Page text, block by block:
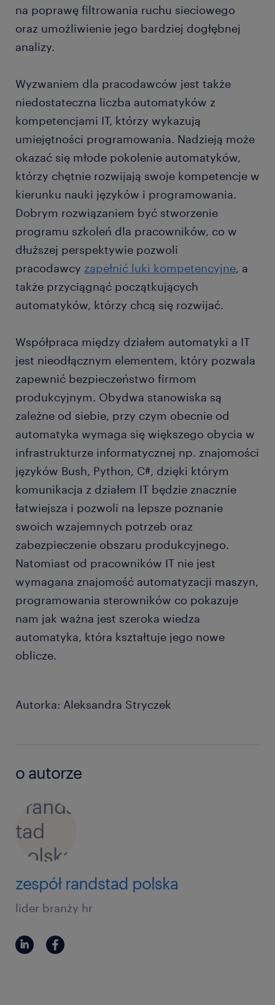
na poprawę filtrowania ruchu sieciowego
oraz umożliwienie jego bardziej dogłębnej
analizy.
Wyzwaniem dla pracodawców jest także
niedostateczna liczba automatyków z
kompetencjami IT, którzy wykazują
umiejętności programowania. Nadzieją może
okazać się młode pokolenie automatyków,
którzy chętnie rozwijają swoje kompetencje w
kierunku nauki języków i programowania.
Dobrym rozwiązaniem być stworzenie
programu szkoleń dla pracowników, co w
dłuższej perspektywie pozwoli
pracodawcy zapełnić luki kompetencyjne, a
także przyciągnąć początkujących
automatyków, którzy chcą się rozwijać.
Współpraca między działem automatyki a IT
jest nieodłącznym elementem, który pozwala
zapewnić bezpieczeństwo firmom
produkcyjnym. Obydwa stanowiska są
zależne od siebie, przy czym obecnie od
automatyka wymaga się większego obycia w
infrastrukturze informatycznej np. znajomości
języków Bush, Python, C#, dzięki którym
komunikacja z działem IT będzie znacznie
łatwiejsza i pozwoli na lepsze poznanie
swoich wzajemnych potrzeb oraz
zabezpieczenie obszaru produkcyjnego.
Natomiast od pracowników IT nie jest
wymagana znajomość automatyzacji maszyn,
programowania sterowników co pokazuje
nam jak ważna jest szeroka wiedza
automatyka, która kształtuje jego nowe
oblicze.
Autorka: Aleksandra Stryczek
o autorze
zespół randstad polska
lider branży hr